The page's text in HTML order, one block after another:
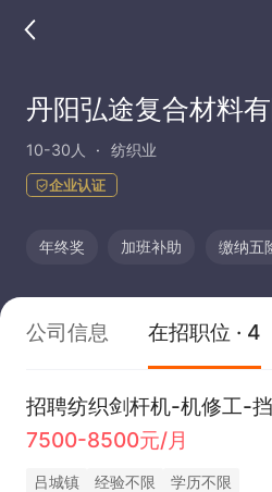
丹阳弘途复合材料
10-30人 纺织业
企业认证
年终奖 加班补助 缴纳五
公司信息 在招职位 · 4
招聘纺织剑杆机-机修工-
7500-8500元/月
吕城镇 经验不限 学历不限